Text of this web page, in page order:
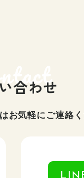
合わせ
お気軽にご連絡く